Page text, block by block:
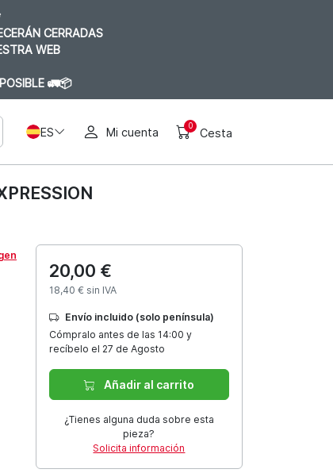
CERRADAS
WEB
🚛📦
ES Mi cuenta 0
Cesta
20,00 €
18,40 € sin IVA
Envío incluido (solo península)
Cómpralo antes de las 14:00 y
recíbelo el 27 de Agosto
Añadir al carrito
¿Tienes alguna duda sobre esta
pieza?
Solicita información